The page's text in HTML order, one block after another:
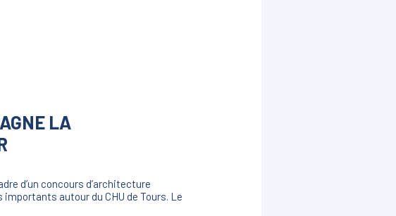
LA
d’un concours d’architecture
autour du CHU de Tours. Le